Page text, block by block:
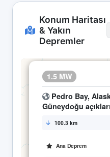
Konum Haritası
& Yakın
Depremler
1.5 MW
Pedro Bay,
Güneydoğu
100.3 km
Ana Deprem